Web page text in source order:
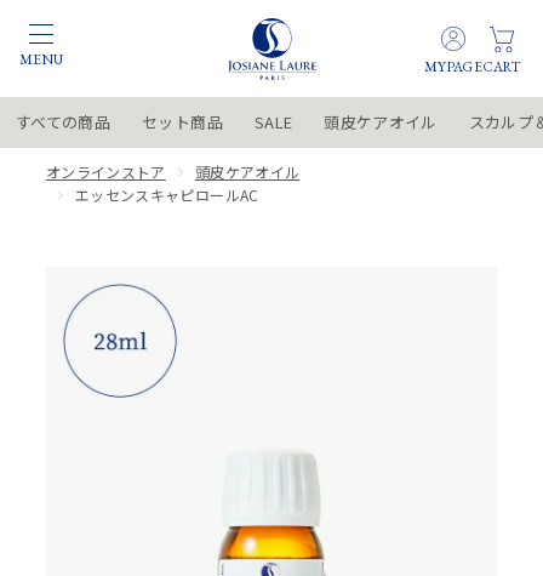
すべての商品 セット商品 SALE 頭皮ケアオイル スカルプ
オンラインストア
頭皮ケアオイル
エッセンスキャピロールAC